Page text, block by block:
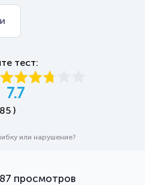
тест:
7.7
)
или нарушение?
просмотров